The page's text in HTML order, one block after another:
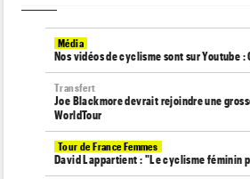
Média
Nos vidéos de cyclisme sont sur Youtube
Transfert
Joe Blackmore devrait rejoindre une
WorldTour
Tour de France Femmes
David Lappartient : "Le cyclisme féminin